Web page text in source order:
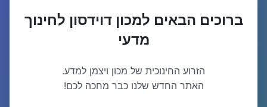
ברוכים הבאים למכון דוידסון לחינוך
מדעי
הזרוע החינוכית של מכון ויצמן למדע.
האתר החדש שלנו כבר מחכה לכם!